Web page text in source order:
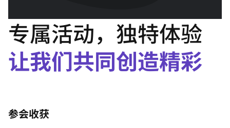
专属活动，独特体验
让我们共同创造精彩
参会收获